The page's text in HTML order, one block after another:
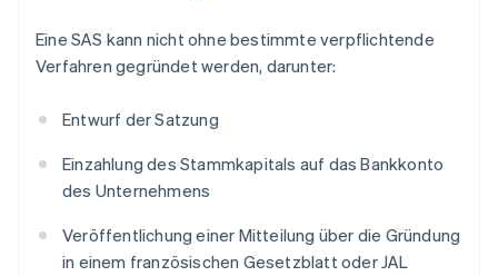
Eine SAS kann nicht ohne bestimmte verpflichtende
Verfahren gegründet werden, darunter:
Entwurf der Satzung
Einzahlung des Stammkapitals auf das Bankkonto
des Unternehmens
Veröffentlichung einer Mitteilung über die Gründung
in einem französischen Gesetzblatt oder JAL